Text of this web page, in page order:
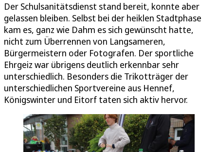
Der Schulsanitätsdienst stand bereit, konnte aber
gelassen bleiben. Selbst bei der heiklen Stadtphase
kam es, ganz wie Dahm es sich gewünscht hatte,
nicht zum Überrennen von Langsameren,
Bürgermeistern oder Fotografen. Der sportliche
Ehrgeiz war übrigens deutlich erkennbar sehr
unterschiedlich. Besonders die Trikotträger der
unterschiedlichen Sportvereine aus Hennef,
Königswinter und Eitorf taten sich aktiv hervor.